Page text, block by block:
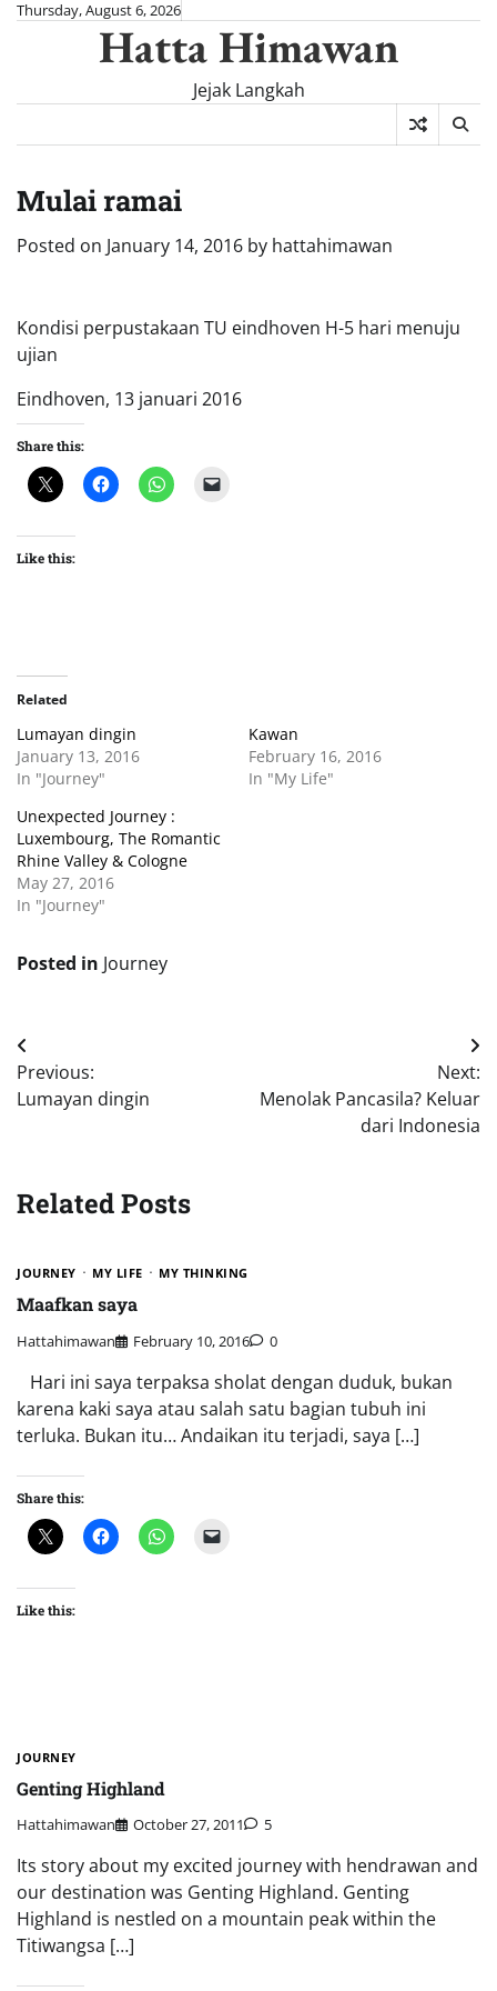
SkipThursday, August 6, 2026
Hatta Himawan
Jejak Langkah
Mulai ramai
Posted on January 14, 2016 by hattahimawan
Kondisi perpustakaan TU eindhoven H-5 hari menuju
ujian
Eindhoven, 13 januari 2016
Share this:
Like this:
Related
Lumayan dingin
January 13, 2016
In "Journey"
Kawan
February 16, 2016
In "My Life"
Unexpected Journey :
Luxembourg, The Romantic
Rhine Valley & Cologne
May 27, 2016
In "Journey"
Posted in Journey
Post
navigation
Previous:
Lumayan dingin
Next:
Menolak Pancasila? Keluar
dari Indonesia
Related Posts
JOURNEY MY LIFE MY THINKING
Maafkan saya
Hattahimawan February 10, 2016 0
Hari ini saya terpaksa sholat dengan duduk, bukan
karena kaki saya atau salah satu bagian tubuh ini
terluka. Bukan itu… Andaikan itu terjadi, saya […]
Share this:
Like this:
JOURNEY
Genting Highland
Hattahimawan October 27, 2011 5
Its story about my excited journey with hendrawan and
our destination was Genting Highland. Genting
Highland is nestled on a mountain peak within the
Titiwangsa […]